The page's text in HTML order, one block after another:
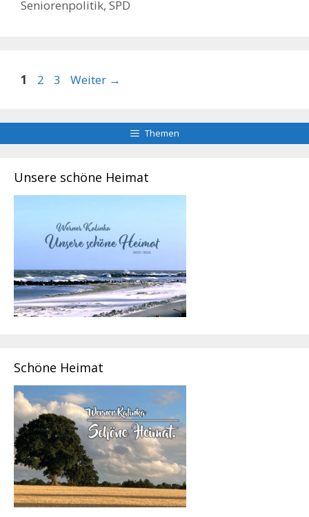
Seniorenpolitik, SPD
Seite
1 Seite
2 Seite
3 Weiter →
Themen
Unsere schöne Heimat
Schöne Heimat